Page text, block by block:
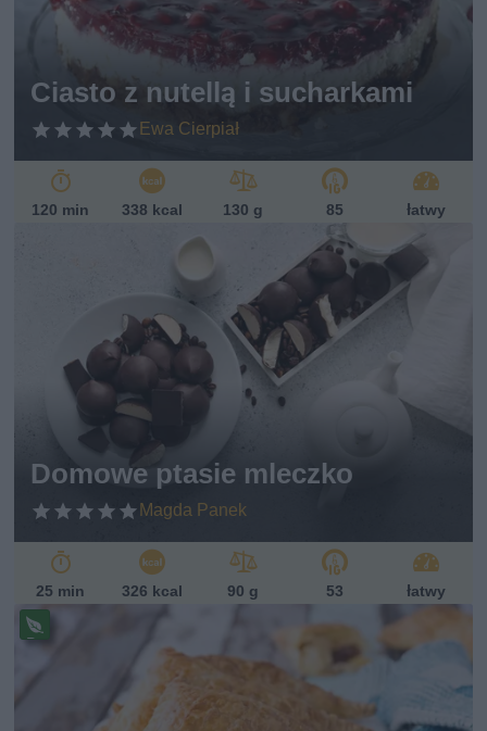
Ciasto z nutellą i sucharkami
Ewa Cierpiał
120 min 338 kcal 130 g 85 łatwy
Domowe ptasie mleczko
Magda Panek
25 min 326 kcal 90 g 53 łatwy
Pr